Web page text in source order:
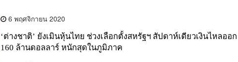
6 พฤศจิกายน 2020
‘ต่างชาติ’ ยังเมินหุ้นไทย ช่วงเลือกตั้งสหรัฐฯ สัปดาห์เดียวเงินไหลออก
160 ล้านดอลลาร์ หนักสุดในภูมิภาค